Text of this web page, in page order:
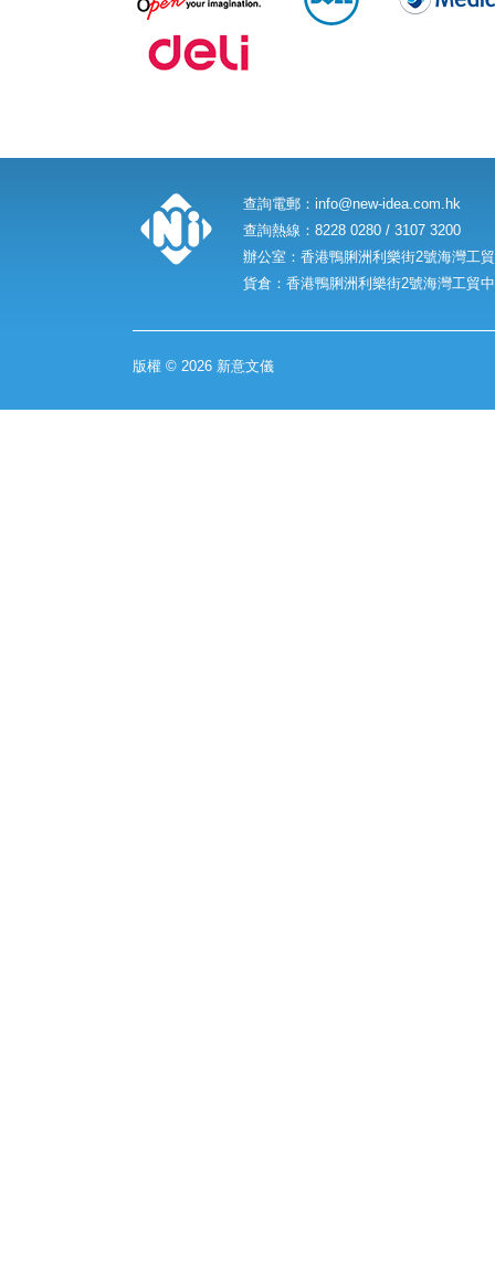
查詢電郵： info@new-idea.com.hk
查詢熱線：8228 0280 / 3107 3200
辦公室：香港鴨脷洲利樂街2號海灣工
貨倉：香港鴨脷洲利樂街2號海灣工貿
版權 © 2026 新意文儀